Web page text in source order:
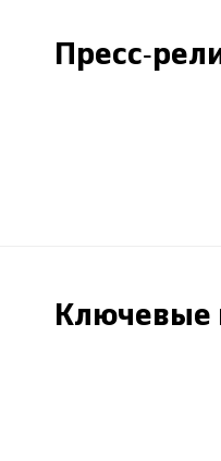
Пресс-
Ключевые